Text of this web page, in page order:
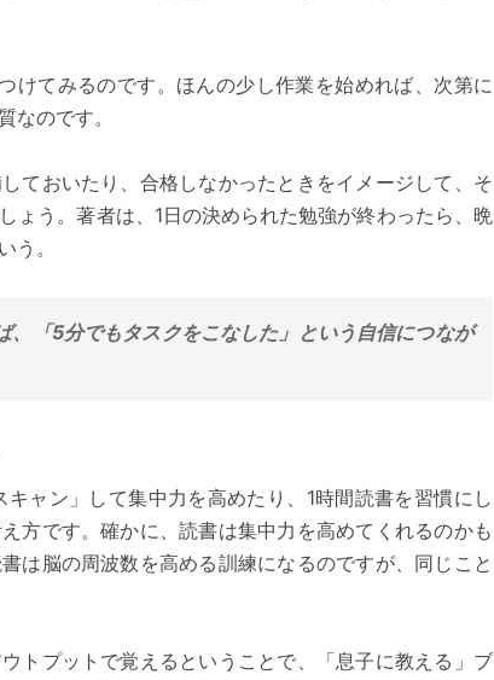
けてみるのです。ほんの少し作業を始めれば、次第に
なのです。
ておいたり、合格しなかったときをイメージして、そ
ょう。著者は、1日の決められた勉強が終わったら、晩
う。
、「5分でもタスクをこなした」という自信につなが
ャン」して集中力を高めたり、1時間読書を習慣にし
方です。確かに、読書は集中力を高めてくれるのかも
は脳の周波数を高める訓練になるのですが、同じこと
トプットで覚えるということで、「息子に教える」ブ